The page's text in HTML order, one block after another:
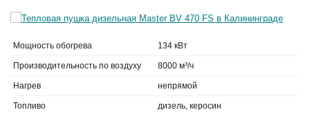
Мощность обогрева 134 кВт
Производительность по воздуху 8000 м³/ч
Нагрев непрямой
Топливо дизель, керосин